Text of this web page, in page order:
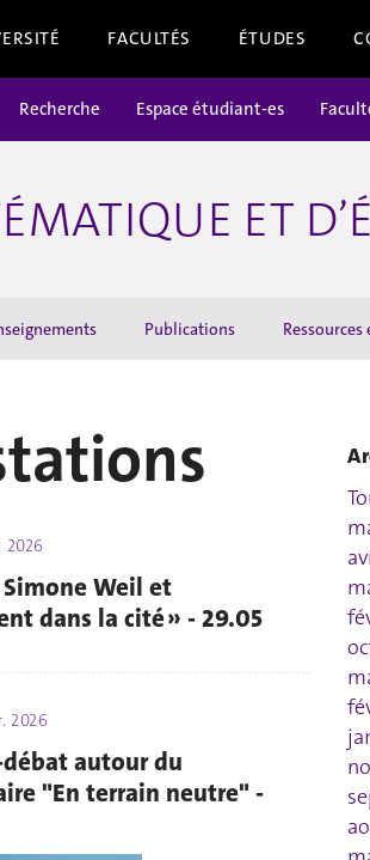
FACULTÉS ÉTUDES
Recherche Espace étudiant-es
ET
Publications
2026
Weil et
dans la cité » - 29.05
2026
autour du
"En terrain neutre" -